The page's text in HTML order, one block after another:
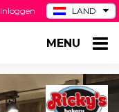
LAND
DE
US
Inloggen
MENU